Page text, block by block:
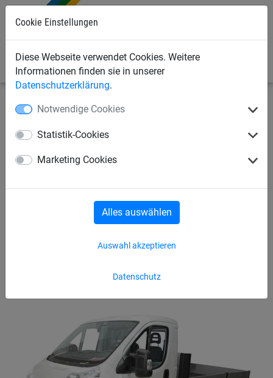
Cookie Einstellungen
Diese Webseite verwendet Cookies. Weitere
Informationen finden sie in unserer
Datenschutzerklärung.
Notwendige Cookies
Statistik-Cookies
Marketing Cookies
Datenschutz
Auswahl akzeptieren
Alles auswählen
Industrienetze Gurtbandnetze
Gurtbandnetz, Größe: 1525 x
3025 mm + 8 Gurtbänder